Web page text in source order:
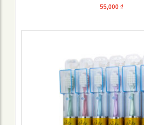
55,000 ₫